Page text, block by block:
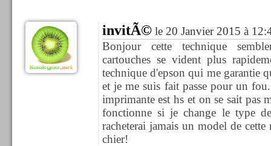
invitÃ©le 20 Janvier 2015 à
Bonjour cette technique
cartouches se vident plus
technique d'epson qui me garantie
et je me suis fait passe pour un
imprimante est hs et on se sait
fonctionne si je change le type
racheterai jamais un model de
chier!